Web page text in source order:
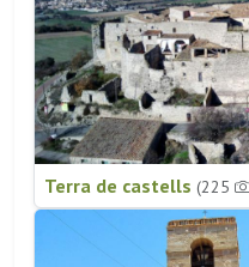
Terra de castells (225